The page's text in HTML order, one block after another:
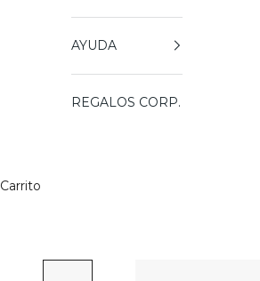
AYUDA
REGALOS CORP.
Carrito